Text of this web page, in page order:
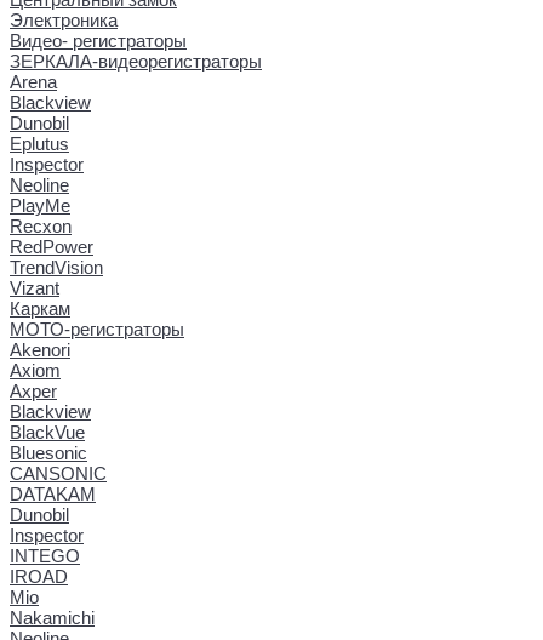
Электроника
Видео- регистраторы
ЗЕРКАЛА-видеорегистраторы
Arena
Blackview
Dunobil
Eplutus
Inspector
Neoline
PlayMe
Recxon
RedPower
TrendVision
Vizant
Каркам
МОТО-регистраторы
Akenori
Axiom
Axper
Blackview
BlackVue
Bluesonic
CANSONIC
DATAKAM
Dunobil
Inspector
INTEGO
IROAD
Mio
Nakamichi